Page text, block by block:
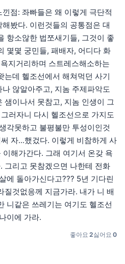
점: 좌빠들은 왜 이렇게 극단적
봤다. 이런것들의 공통점은 대
항소않한 법쪼새기들, 그것이 좋
몇몇 궁민들, 패배자, 어디다 화
지거리하며 스트레스해소하는
는데 헬조선에서 해쳐먹던 사기
않알아주고, 지놈 주제파악도
샘이나서 못참고, 지놈 인생이 그
러자니 다시 헬조선으로 가지도
각못하고 불평불만 투성이인것
자...했겄다. 이렇게 비참하게 사
해가간다. 그래 여기서 온갖 욕
그리고 못참겠으면 나한테 전화
에 돌아가신다고??? 5년 기다린
질것없응께 지금가라. 내가 니 배
니같은 쓰레기는 여기도 헬조선
이에 가라.
좋아요 2싫어요 0